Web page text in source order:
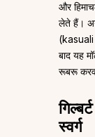
और
लेते हैं।
बाद यह
रूबरू
स्वर्ग